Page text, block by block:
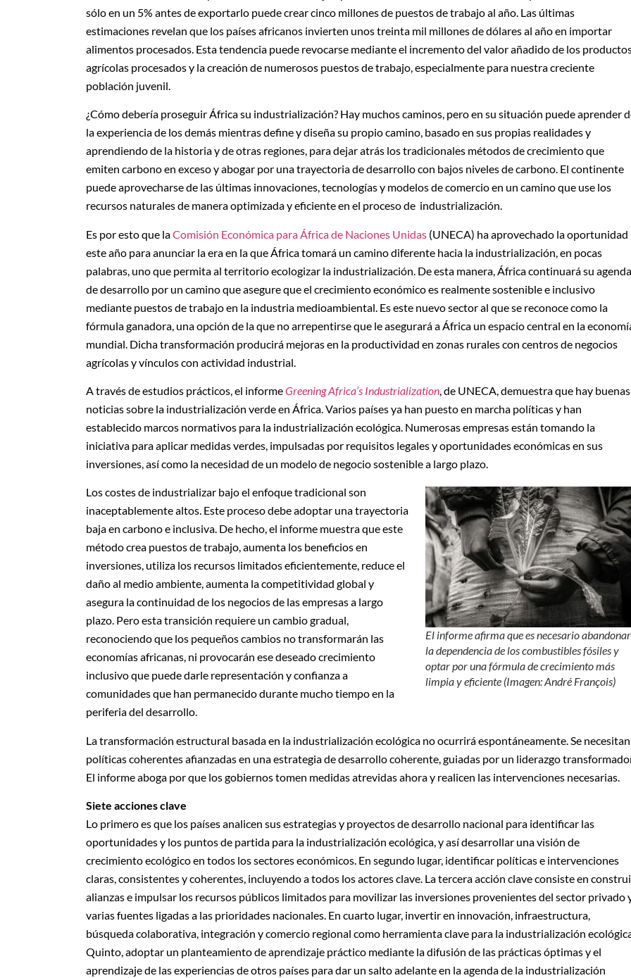
sólo en un 5% antes de exportarlo puede crear cinco millones de puestos de trabajo al año. Las últimas
estimaciones revelan que los países africanos invierten unos treinta mil millones de dólares al año en importar
alimentos procesados. Esta tendencia puede revocarse mediante el incremento del valor añadido de los
agrícolas procesados y la creación de numerosos puestos de trabajo, especialmente para nuestra creciente
población juvenil.
¿Cómo debería proseguir África su industrialización? Hay muchos caminos, pero en su situación puede aprender
la experiencia de los demás mientras define y diseña su propio camino, basado en sus propias realidades y
aprendiendo de la historia y de otras regiones, para dejar atrás los tradicionales métodos de crecimiento que
emiten carbono en excesoy abogar por una trayectoria de desarrollo con bajos niveles de carbono. El continente
puede aprovecharse de las últimas innovaciones, tecnologías y modelos de comercio en un camino que use los
recursos naturales de manera optimizada y eficiente en el proceso de industrialización.
Es por esto que laComisión Económica para África de Naciones Unidas (UNECA) ha aprovechado la oportunidad
este año para anunciar la era en la que África tomará un camino diferente hacia la industrialización, en pocas
palabras, uno que permita al territorio ecologizar la industrialización. De esta manera, África continuará su agenda
de desarrollo por un camino que asegure que el crecimiento económico es realmente sostenible e inclusivo
mediante puestos de trabajo en la industria medioambiental. Es este nuevo sector al que se reconoce como la
fórmula ganadora, una opción de la que no arrepentirse que le asegurará a África un espacio central en la
mundial. Dicha transformación producirá mejoras en la productividad en zonas rurales con centros de negocios
agrícolas y vínculos con actividad industrial.
A través de estudios prácticos, el informeGreening Africa’s Industrialization, de UNECA, demuestra que hay buenas
noticias sobre la industrialización verde en África. Varios países ya han puesto en marcha políticas y han
establecido marcos normativos para la industrialización ecológica. Numerosas empresas están tomando la
iniciativa para aplicar medidas verdes, impulsadas por requisitos legales y oportunidades económicas en sus
inversiones, así como la necesidad de un modelo de negocio sostenible a largo plazo.
El informe afirma que es necesario abandonar
la dependencia de los combustibles fósiles y
optar por una fórmula de crecimiento más
limpia y eficiente (Imagen: André François)
Los costes de industrializar bajo el enfoque tradicional son
inaceptablemente altos. Este proceso debe adoptar una trayectoria
baja en carbono e inclusiva. De hecho, el informe muestra que este
método crea puestos de trabajo, aumenta los beneficios en
inversiones, utiliza los recursos limitados eficientemente, reduce el
daño al medio ambiente, aumenta la competitividad global y
asegura lacontinuidad de los negocios de las empresas a largo
plazo. Pero esta transición requiere un cambio gradual,
reconociendo que los pequeños cambios no transformarán las
economías africanas, ni provocarán ese deseado crecimiento
inclusivo que puede darle representación y confianza a
comunidades que han permanecido durante mucho tiempo en la
periferia del desarrollo.
La transformación estructural basada en la industrialización ecológica no ocurrirá espontáneamente. Se necesitan
políticas coherentes afianzadas en una estrategia de desarrollo coherente, guiadas por un liderazgo
El informe aboga por que los gobiernos tomen medidas atrevidas ahora y realicen las intervenciones necesarias.
Siete acciones clave
Lo primero es que los países analicen sus estrategias y proyectos de desarrollo nacional para identificar las
oportunidades y los puntos de partida para la industrialización ecológica, y así desarrollar una visión de
crecimiento ecológico en todos los sectores económicos. En segundo lugar, identificar políticas e intervenciones
claras, consistentes y coherentes, incluyendo a todos los actores clave. La tercera acción clave consiste en
alianzas e impulsar los recursos públicos limitados para movilizar las inversiones provenientes del sector privado
varias fuentes ligadas a las prioridades nacionales. En cuarto lugar, invertir en innovación, infraestructura,
búsqueda colaborativa, integración y comercio regional como herramienta clave para la industrialización
Quinto, adoptar un planteamiento de aprendizaje práctico mediante la difusión de las prácticas óptimas y el
aprendizaje de las experiencias de otros países para dar un salto adelante en la agenda de la industrialización